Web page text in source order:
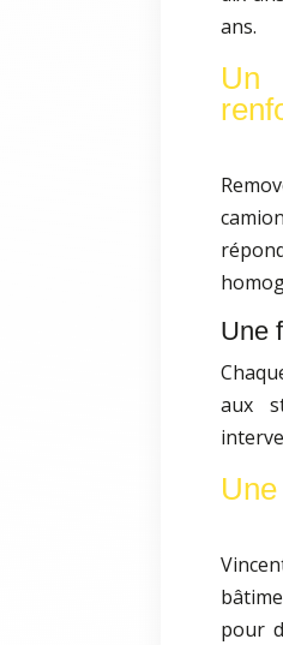
ans.
Un
Une
aux
pour